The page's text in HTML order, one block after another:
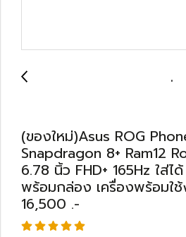
(ของใหม่)Asus ROG
Snapdragon 8+ Ram12
6.78 นิ้ว FHD+ 165Hz ใส่
พร้อมกล่อง เครื่องพร้อมใช้
16,500 .-